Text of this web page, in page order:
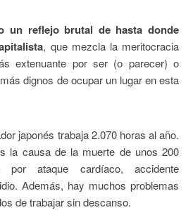
un reflejo brutal de hasta donde
, que mezcla la meritocracia
extenuante por ser (o parecer) o
dignos de ocupar un lugar en esta
japonés trabaja 2.070 horas al año.
la causa de la muerte de unos 200
por ataque cardíaco, accidente
Además, hay muchos problemas
de trabajar sin descanso.